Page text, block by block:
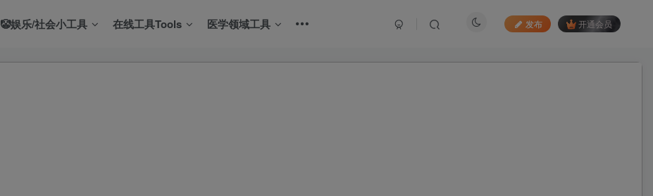
🤡娱乐/社会小工具 在线工具Tools 医学领域工具 发布 开通会员